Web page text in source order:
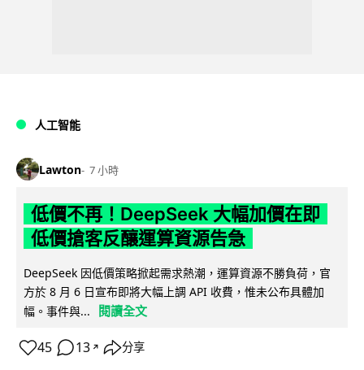
人工智能
Lawton 7 小時
低價不再！DeepSeek 大幅加價在即
低價搶客反釀運算資源告急
DeepSeek 因低價策略掀起需求熱潮，運算資源不勝負荷，官
方於 8 月 6 日宣布即將大幅上調 API 收費，惟未公布具體加
幅。事件與...
閱讀全文
45 13 ↗ 分享